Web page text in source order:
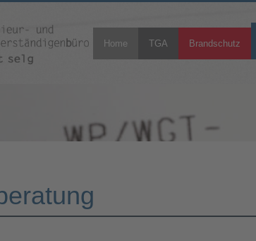
Home TGA Brandschutz